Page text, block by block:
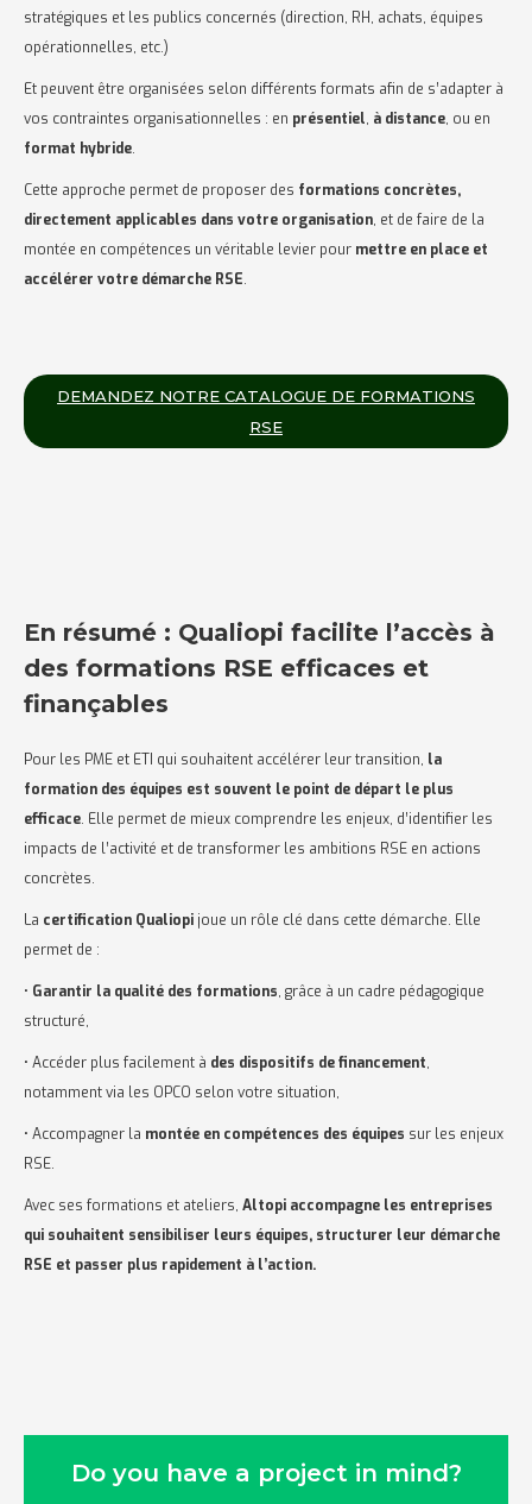
stratégiques et les publics concernés (direction, RH, achats, équipes
opérationnelles, etc.)
Et peuvent être organisées selon différents formats afin de s’adapter à
vos contraintes organisationnelles : en présentiel, à distance, ou en
format hybride.
Cette approche permet de proposer des formations concrètes,
directement applicables dans votre organisation, et de faire de la
montée en compétences un véritable levier pour mettre en place et
accélérer votre démarche RSE.
DEMANDEZ NOTRE CATALOGUE DE FORMATIONS
RSE
En résumé : Qualiopi facilite l’accès à
des formations RSE efficaces et
finançables
Pour les PME et ETI qui souhaitent accélérer leur transition, la
formation des équipes est souvent le point de départ le plus
efficace. Elle permet de mieux comprendre les enjeux, d’identifier les
impacts de l’activité et de transformer les ambitions RSE en actions
concrètes.
La certification Qualiopi joue un rôle clé dans cette démarche. Elle
permet de :
• Garantir la qualité des formations, grâce à un cadre pédagogique
structuré,
• Accéder plus facilement à des dispositifs de financement,
notamment via les OPCO selon votre situation,
• Accompagner la montée en compétences des équipes sur les enjeux
RSE.
Avec ses formations et ateliers, Altopi accompagne les entreprises
qui souhaitent sensibiliser leurs équipes, structurer leur démarche
RSE et passer plus rapidement à l’action.
Do you have a project in mind?